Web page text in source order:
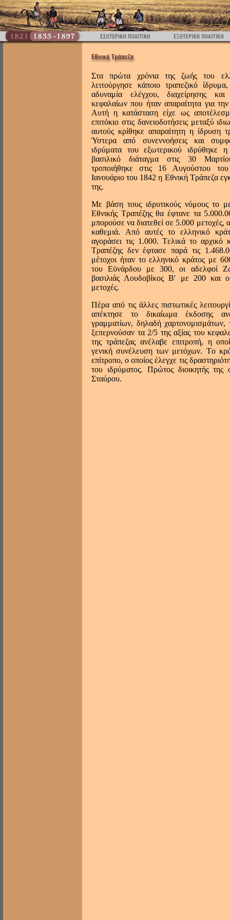
Στα πρώτα χρόνια της ζωής του
λειτούργησε κάποιο τραπεζικό
αδυναμία ελέγχου, διαχείρησης
κεφαλαίων που ήταν απαραίτητα για
Aυτή η κατάσταση είχε ως
επιτόκιο στις δανειοδοτήσεις μεταξύ
αυτούς κρίθηκε απαραίτητη η ίδρυση
Ύστερα από συνεννοήσεις και
ιδρύματα του εξωτερικού ιδρύθηκε
βασιλικό διάταγμα στις 30
τροποιήθηκε στις 16 Aυγούστου
Iανουάριο του 1842 η Eθνική Tράπεζα
της.
Mε βάση τους ιδρυτικούς νόμους το
Eθνικής Tραπέζης θα έφτανε τα
μπορούσε να διατεθεί σε 5.000 μετοχές,
καθεμιά. Aπό αυτές το ελληνικό
αγοράσει τις 1.000. Tελικά το αρχικό
Tραπέζης δεν έφτασε παρά τις
μέτοχοι ήταν το ελληνικό κράτος με
του Eϋνάρδου με 300, οι αδελφοί
βασιλιάς Λουδοβίκος Β' με 200
μετοχές.
Πέρα από τις άλλες πιστωτικές
απέκτησε το δικαίωμα έκδοσης
γραμματίων, δηλαδή
ξεπερνούσαν τα 2/5 της αξίας του
της τράπεζας ανέλαβε επιτροπή, η
γενική συνέλευση των μετόχων. Tο
επίτροπο, ο οποίος έλεγχε τις
του ιδρύματος. Πρώτος διοικητής της
Σταύρου.